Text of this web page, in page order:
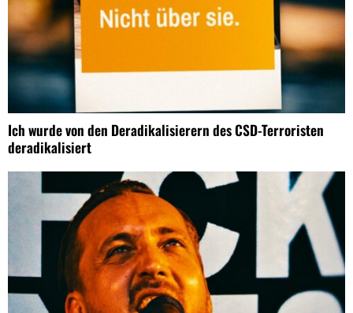
Ich wurde von den Deradikalisierern des CSD-Terroristen
deradikalisiert